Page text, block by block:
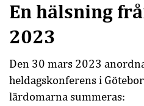
En hälsning
2023
Den 30 mars 2023
heldagskonferens i
lärdomarna summeras: